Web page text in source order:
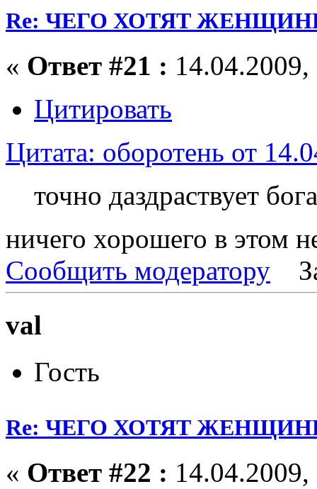
Re: ЧЕГО ХОТЯТ
« Ответ #21 :
Цитировать
Цитата: оборотень от
точно даздраствует
ничего хорошего в этом
Сообщить модератору
val
Гость
Re: ЧЕГО ХОТЯТ
« Ответ #22 :